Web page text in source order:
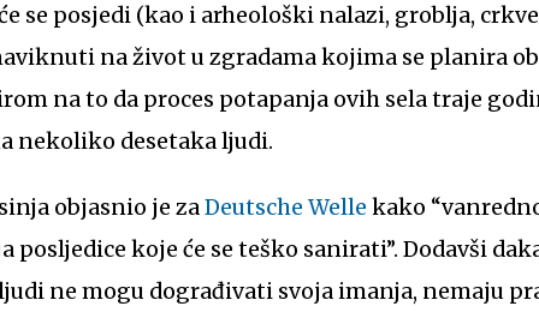
se posjedi (kao i arheološki nalazi, groblja,
na život u zgradama kojima se planira
na to da proces potapanja ovih sela traje
nekoliko desetaka ljudi.
objasnio je zaDeutsche Welle kako
posljedice koje će se teško sanirati”. Dodavši
ne mogu dograđivati svoja imanja, nemaju